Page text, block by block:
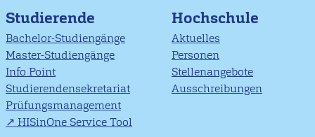
Studierende
Bachelor-Studiengänge
Master-Studiengänge
Info Point
Studierendensekretariat
Prüfungsmanagement
HISinOne Service Tool
Hochschule
Aktuelles
Personen
Stellenangebote
Ausschreibungen